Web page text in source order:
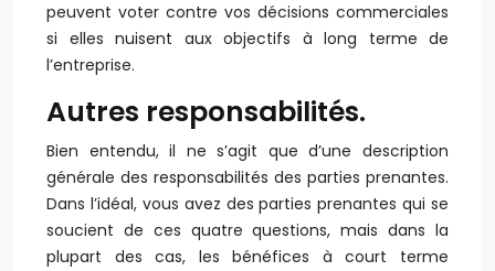
peuvent voter contre vos décisions commerciales
si elles nuisent aux objectifs à long terme de
l’entreprise.
Autres responsabilités.
Bien entendu, il ne s’agit que d’une description
générale des responsabilités des parties prenantes.
Dans l’idéal, vous avez des parties prenantes qui se
soucient de ces quatre questions, mais dans la
plupart des cas, les bénéfices à court terme